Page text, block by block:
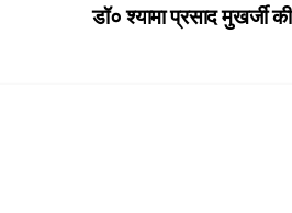
डॉ० श्यामा प्रसाद मुखर्जी